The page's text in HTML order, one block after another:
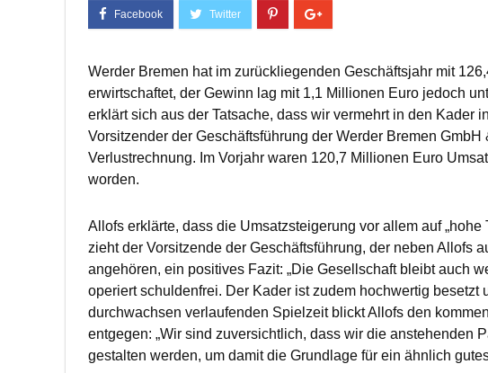
Werder Bremen hat im zurückliegenden Geschäftsjahr mit
erwirtschaftet, der Gewinn lag mit 1,1 Millionen Euro jedoch
erklärt sich aus der Tatsache, dass wir vermehrt in den Kader
Vorsitzender der Geschäftsführung der Werder Bremen
Verlustrechnung. Im Vorjahr waren 120,7 Millionen Euro
worden.
Allofs erklärte, dass die Umsatzsteigerung vor allem auf
zieht der Vorsitzende der Geschäftsführung, der neben Allofs
angehören, ein positives Fazit: „Die Gesellschaft bleibt auch
operiert schuldenfrei. Der Kader ist zudem hochwertig besetzt
durchwachsen verlaufenden Spielzeit blickt Allofs den
entgegen: „Wir sind zuversichtlich, dass wir die anstehenden
gestalten werden, um damit die Grundlage für ein ähnlich